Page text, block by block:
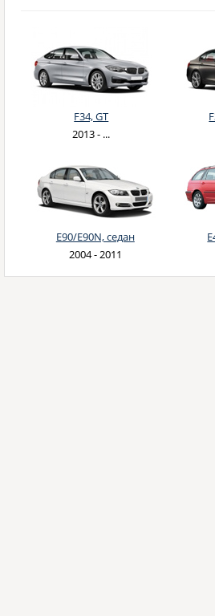
F34, GT
2013 - ...
E90/E90N, седан
2004 - 2011